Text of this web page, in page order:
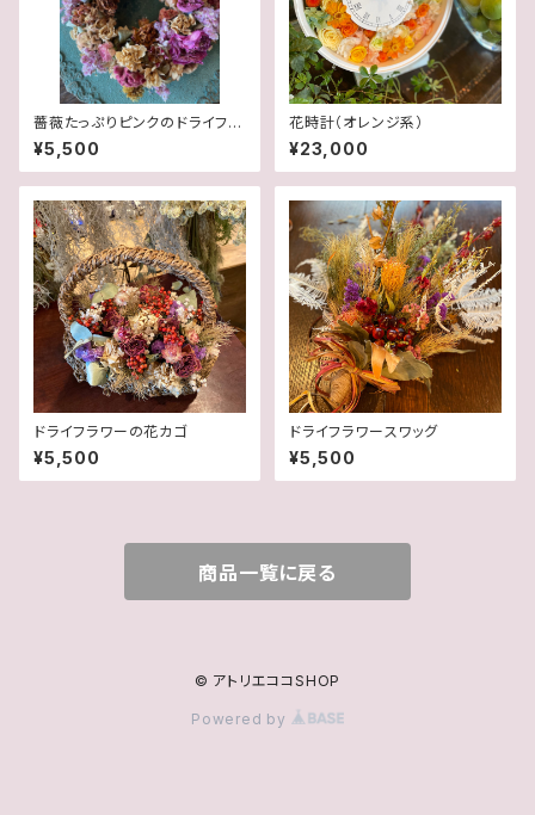
薔薇たっぷりピンクのドライフラ
ワーリース
¥5,500
花時計（オレンジ系）
¥23,000
ドライフラワーの花カゴ
¥5,500
ドライフラワースワッグ
¥5,500
商品一覧に戻る
© アトリエココSHOP
Powered by